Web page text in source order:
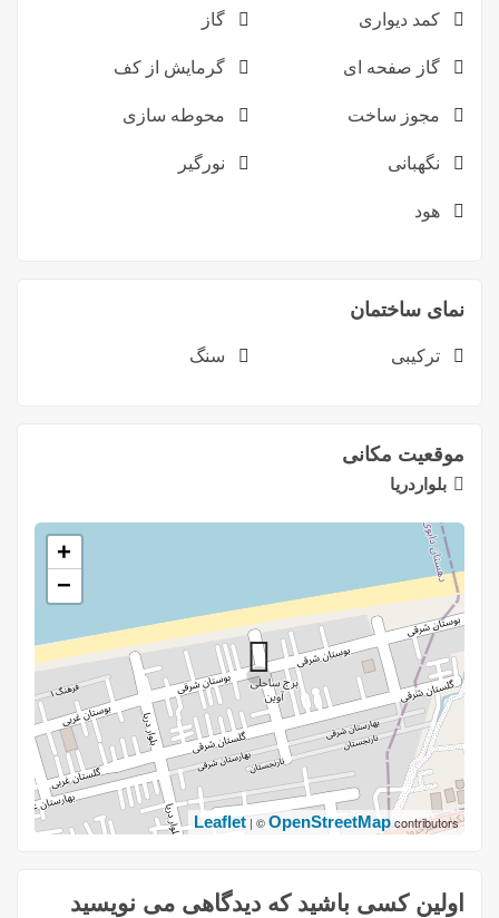
کمد دیواری گاز
گاز صفحه ای گرمایش از کف
مجوز ساخت محوطه سازی
نگهبانی نورگیر
هود
نمای ساختمان
ترکیبی سنگ
موقعیت مکانی
بلواردريا
+
−
Leaflet | ©OpenStreetMapcontributors
اولین کسی باشید که دیدگاهی می نویسید